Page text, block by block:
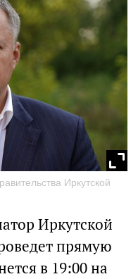
Иркутской
Иркутской
прямую
в 19:00 на